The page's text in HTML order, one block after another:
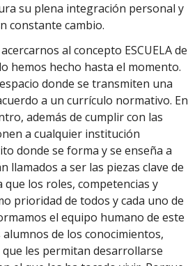
su plena integración personal y
constante cambio.
al concepto ESCUELA de
hemos hecho hasta el momento.
donde se transmiten una
a un currículo normativo. En
además de cumplir con las
a cualquier institución
donde se forma y se enseña a
llamados a ser las piezas clave de
que los roles, competencias y
prioridad de todos y cada uno de
el equipo humano de este
de los conocimientos,
les permitan desarrollarse